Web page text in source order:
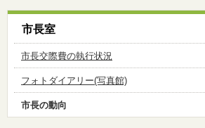
市長室
市長交際費の執行状況
フォトダイアリー(写真館)
市長の動向